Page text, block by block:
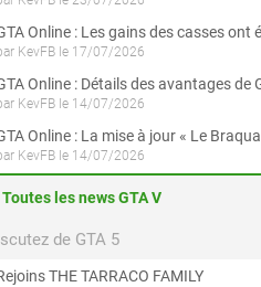
KevFB le 17/07/2026
KevFB le 14/07/2026
KevFB le 14/07/2026
Toutes les news GTA V
de GTA 5
THE TARRACO FAMILY